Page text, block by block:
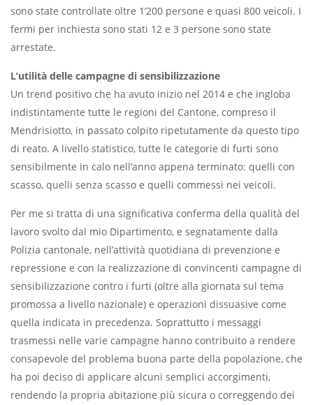
sono state controllate oltre 1’200 persone e quasi 800 veicoli. I
fermi per inchiesta sono stati 12 e 3 persone sono state
arrestate.
L’utilità delle campagne di sensibilizzazione
Un trend positivo che ha avuto inizio nel 2014 e che ingloba
indistintamente tutte le regioni del Cantone, compreso il
Mendrisiotto, in passato colpito ripetutamente da questo tipo
di reato. A livello statistico, tutte le categorie di furti sono
sensibilmente in calo nell’anno appena terminato: quelli con
scasso, quelli senza scasso e quelli commessi nei veicoli.
Per me si tratta di una significativa conferma della qualità del
lavoro svolto dal mio Dipartimento, e segnatamente dalla
Polizia cantonale, nell’attività quotidiana di prevenzione e
repressione e con la realizzazione di convincenti campagne di
sensibilizzazione contro i furti (oltre alla giornata sul tema
promossa a livello nazionale) e operazioni dissuasive come
quella indicata in precedenza. Soprattutto i messaggi
trasmessi nelle varie campagne hanno contribuito a rendere
consapevole del problema buona parte della popolazione, che
ha poi deciso di applicare alcuni semplici accorgimenti,
rendendo la propria abitazione più sicura o correggendo dei